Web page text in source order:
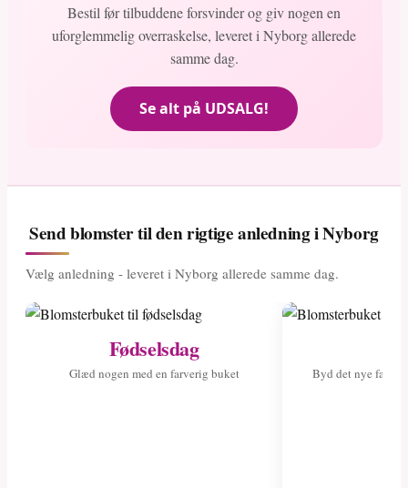
Bestil før tilbuddene forsvinder og giv nogen en
uforglemmelig overraskelse, leveret i Nyborg allerede
samme dag.
Se alt på UDSALG!
Send blomster til den rigtige anledning i Nyborg
Vælg anledning - leveret i Nyborg allerede samme dag.
Fødselsdag
Glæd nogen med en farverig buket Byd det nye